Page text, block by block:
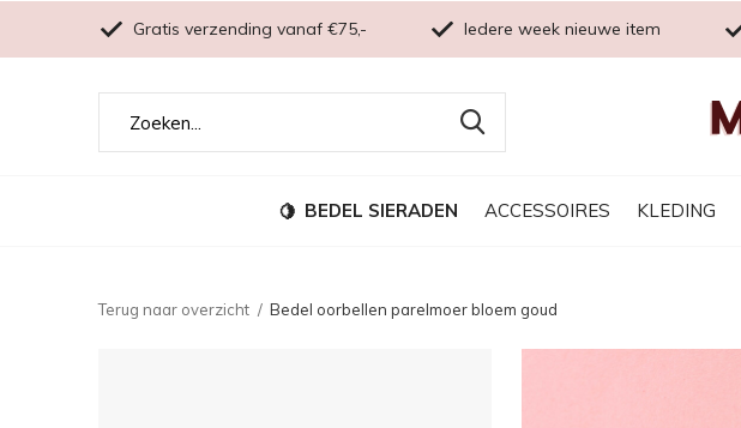
BEDEL SIERADEN ACCESSOIRES KLEDING
Gratis verzending vanaf €75,- Iedere week nieuwe item
Terug naar overzicht Bedel oorbellen parelmoer bloem goud